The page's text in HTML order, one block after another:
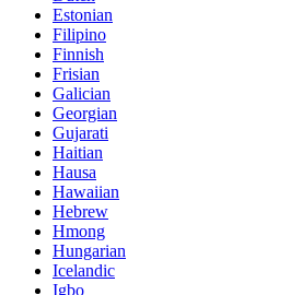
Estonian
Filipino
Finnish
Frisian
Galician
Georgian
Gujarati
Haitian
Hausa
Hawaiian
Hebrew
Hmong
Hungarian
Icelandic
Igbo